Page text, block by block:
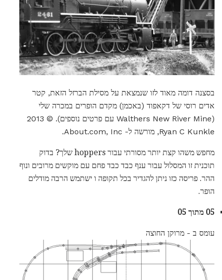
בסצנה דומה מאוד לזו שנמצאת על מסילת הברזל הזאת, קטר
אדים רוסי של דקאפוד (באכמן) מקדם הופרים במכרה שלי
(Walthers New River Mine עם פרטים נוספים). © 2013
Ryan C Kunkle, מורשה ל- About.com, Inc.
מחפש משהו קצת יותר מסורתי עבור hoppers שלך? בדוק
תוכנית זו המסלול עבור ענף כבד כבד פחם עם מוקשים מרובים ונוף
ההר. פריסה כזו ניתן להגדיר בכל תקופה ו ישתמש הרבה מודלים
הופר.
05 מתוך 05
עומס ב - מרוקן החוצה